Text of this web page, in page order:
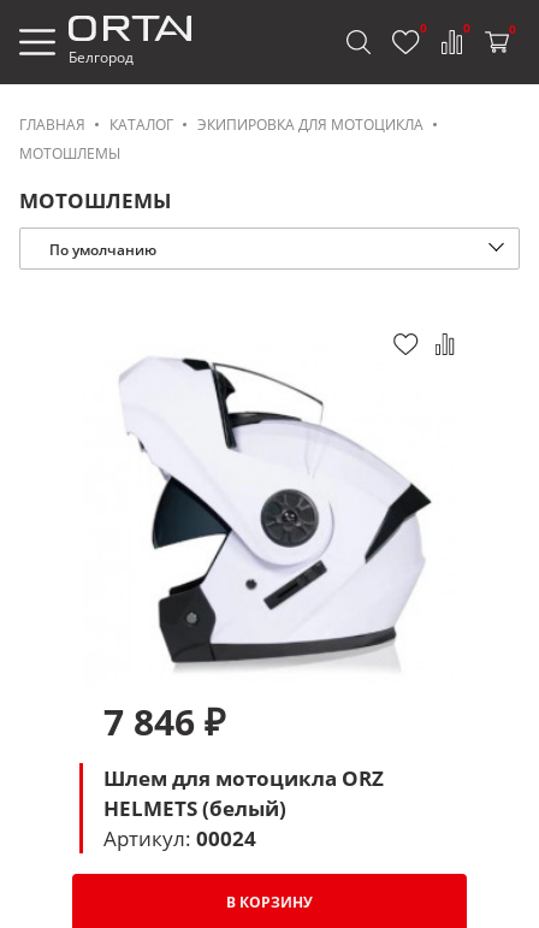
Белгород
0 0 0
ГЛАВНАЯ КАТАЛОГ
ЭКИПИРОВКА ДЛЯ МОТОЦИКЛА
МОТОШЛЕМЫ
МОТОШЛЕМЫ
По умолчанию
7 846 ₽
Шлем для мотоцикла ORZ
HELMETS (белый)
Артикул: 00024
В КОРЗИНУ